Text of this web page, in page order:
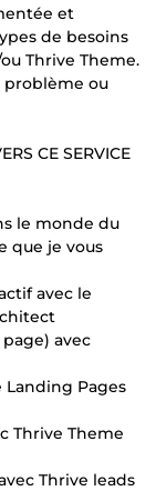
et
de besoins
Thrive Theme.
problème ou
CE SERVICE
le monde du
que je vous
avec le
avec
Landing Pages
Thrive Theme
Thrive leads